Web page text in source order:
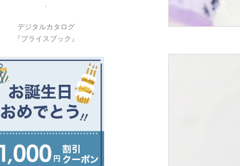
デジタルカタログ
『プライスブック』